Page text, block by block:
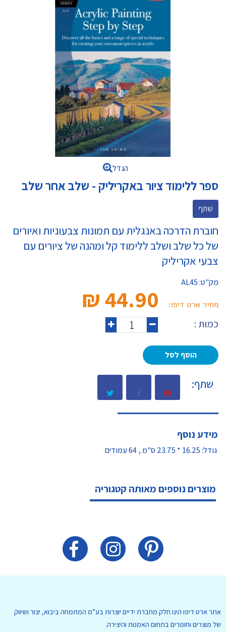
הגדל
ספר ללימוד ציור באקריליק - שלב אחר שלב
שתף
חוברת הדרכה באנגלית עם תמונות צבעוניות ואיורים
של כל שלב ושלב ללימוד קל ומהנה של ציורים עם
צבעי אקריליק
מק"ט:AL45
מחיר ארט דיפו: 44.90 ₪‎
כמות :
הוסף לסל
שתף:
מידע נוסף
גודל: 16.25 * 23.75 ס"מ , 64 עמודים
מוצרים נוספים מאותה קטגוריה
אתר ארט דיפו הינו חלק מחברת ידיים יוצרות בע”מ המתמחה ביבוא, יצור ושיווק
של מוצרים וחומרים בתחום האמנות והיצירה.